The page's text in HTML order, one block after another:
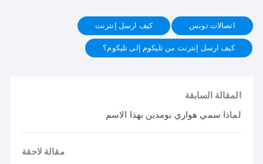
اتصالات تونس
كيف ارسل إنترنت
كيف ارسل إنترنت من تليكوم إلى تليكوم؟
المقالة السابقة
لماذا سمي هواري بومدين بهذا الاسم
مقالة لاحقة